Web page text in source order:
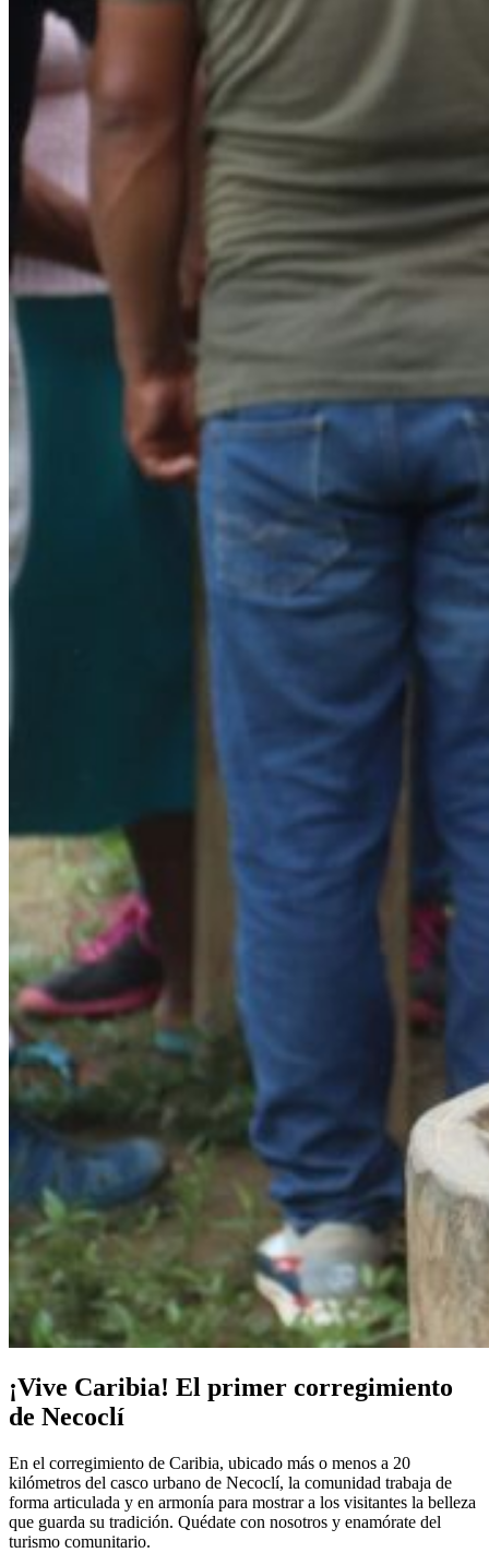
¡Vive Caribia! El primer corregimiento
de Necoclí
En el corregimiento de Caribia, ubicado más o menos a 20
kilómetros del casco urbano de Necoclí, la comunidad trabaja de
forma articulada y en armonía para mostrar a los visitantes la belleza
que guarda su tradición. Quédate con nosotros y enamórate del
turismo comunitario.